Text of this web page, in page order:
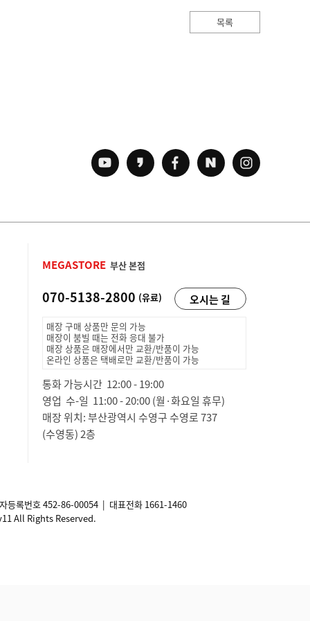
목록
MEGASTORE 부산 본점
070-5138-2800 (유료) 오시는 길
매장 구매 상품만 문의 가능
매장이 붐빌 때는 전화 응대 불가
매장 상품은 매장에서만 교환/반품이 가능
온라인 상품은 택배로만 교환/반품이 가능
통화 가능시간 12:00 - 19:00
영업 수-일 11:00 - 20:00 (월·화요일 휴무)
매장 위치: 부산광역시 수영구 수영로 737
(수영동) 2층
등록번호452-86-00054 | 대표전화 1661-1460
All Rights Reserved.